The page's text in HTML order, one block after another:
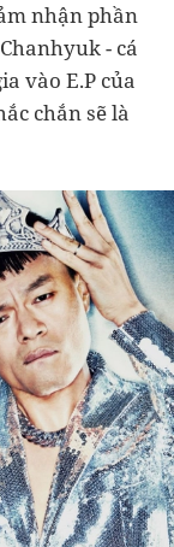
nhận phần
- cá
vào E.P của
chắn sẽ là